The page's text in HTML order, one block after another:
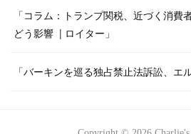
「コラム：トランプ関税、近づく消
どう影響 | ロイター」
「バーキンを巡る独占禁止法訴訟、エ